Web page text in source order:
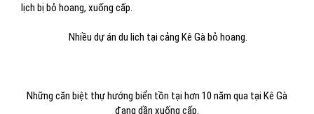
lịch bị bỏ hoang, xuống cấp.
Nhiều dự án du lich tại cảng Kê Gà bỏ hoang.
Những căn biệt thự hướng biển tồn tại hơn 10 năm qua tại Kê Gà
đang dần xuống cấp.